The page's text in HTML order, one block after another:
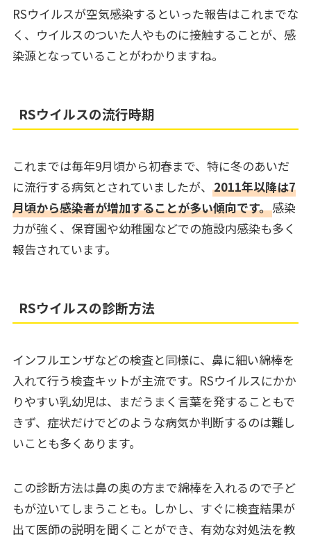
RSウイルスが空気感染するといった報告はこれまでな
く、ウイルスのついた人やものに接触することが、感
染源となっていることがわかりますね。
RSウイルスの流行時期
これまでは毎年9月頃から初春まで、特に冬のあいだ
に流行する病気とされていましたが、 2011年以降は7
月頃から感染者が増加することが多い傾向です。感染
力が強く、保育園や幼稚園などでの施設内感染も多く
報告されています。
RSウイルスの診断方法
インフルエンザなどの検査と同様に、鼻に細い綿棒を
入れて行う検査キットが主流です。RSウイルスにかか
りやすい乳幼児は、まだうまく言葉を発することもで
きず、症状だけでどのような病気か判断するのは難し
いことも多くあります。
この診断方法は鼻の奥の方まで綿棒を入れるので子ど
もが泣いてしまうことも。しかし、すぐに検査結果が
出て医師の説明を聞くことができ、有効な対処法を教